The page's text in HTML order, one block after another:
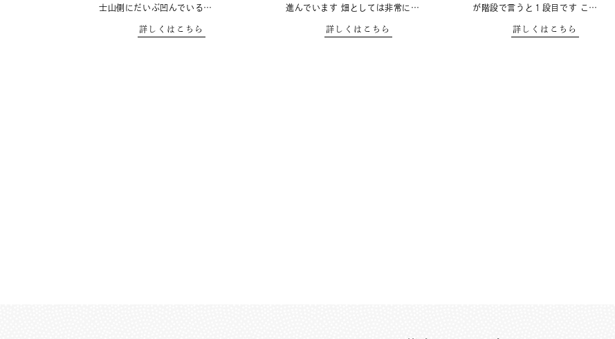
士山側にだいぶ凹んでいる…
詳しくはこちら
進んでいます 畑としては非常に…
詳しくはこちら
が階段で言うと１段目です こ…
詳しくはこちら